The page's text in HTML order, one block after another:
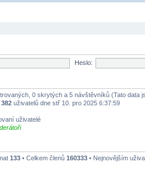
Heslo:
0 skrytých a 5 návštěvníků (Tato data
382 uživatelů dne stř 10. pro 2025 6:37:59
uživatelé
133 • Celkem členů 160333 • Nejnovějším